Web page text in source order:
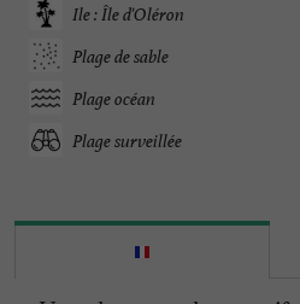
Ile : Île d'Oléron
Plage de sable
Plage océan
Plage surveillée